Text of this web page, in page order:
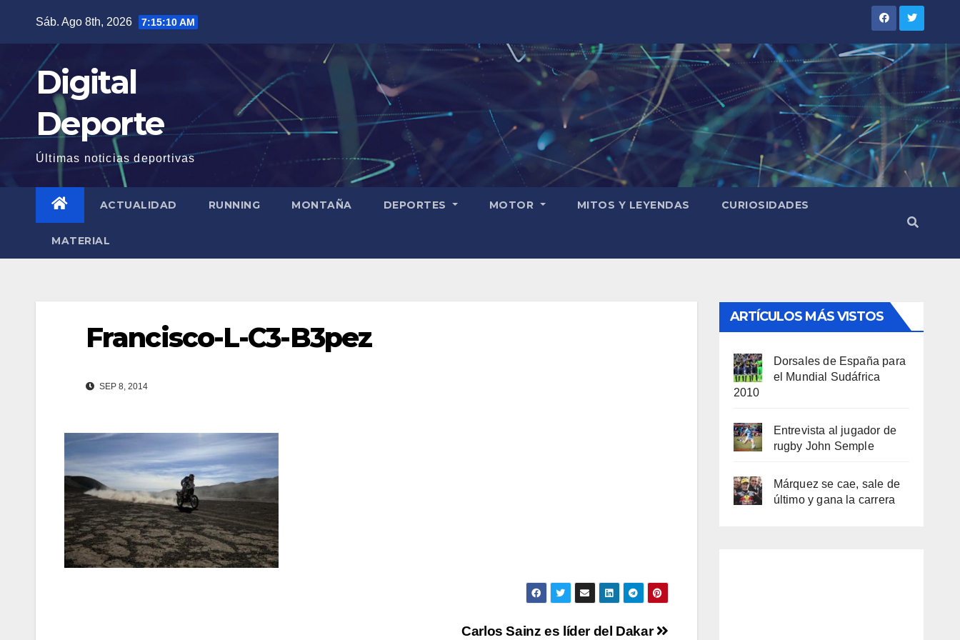
contenido
Sáb. Ago 8th, 2026 7:15:11 AM
Digital
Deporte
Últimas noticias deportivas
ACTUALIDAD RUNNING MONTAÑA DEPORTES MOTOR MITOS Y LEYENDAS CURIOSIDADES
MATERIAL
Francisco-L-C3-B3pez
SEP 8, 2014
Carlos Sainz es líder del Dakar
ARTÍCULOS MÁS VISTOS
Dorsales de España para
el Mundial Sudáfrica
2010
Entrevista al jugador de
rugby John Semple
Márquez se cae, sale de
último y gana la carrera